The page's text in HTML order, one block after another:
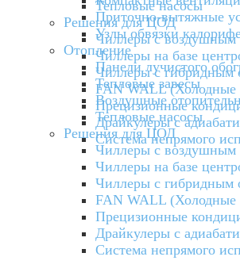
Приточно-вытяжные
Узлы обвязки
Отопление
Панели лучистого
Тепловые завесы
Воздушные
Тепловые насосы
Решения для ЦОД
Чиллеры с воздушным
Чиллеры на базе
Чиллеры с гибридным
FAN WALL (Холодные
Прецизионные
Драйкулеры с
Система непрямого
Тепловые насосы
Решения для ЦОД
Чиллеры с воздушным
Чиллеры на базе
Чиллеры с гибридным
FAN WALL (Холодные
Прецизионные
Драйкулеры с
Система непрямого